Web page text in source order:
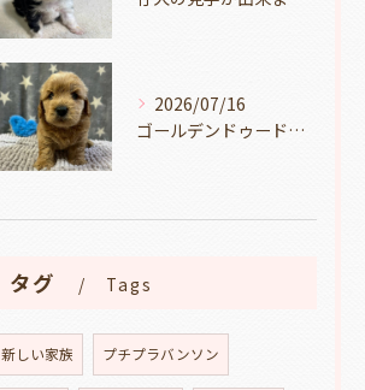
2026/07/16
ゴールデンドゥードルの仔犬の見学が出来ます🐶🐶🐶岐阜県養老町のブリーダーワンダフルパピーです。
タグ Tags
新しい家族 プチプラバンソン